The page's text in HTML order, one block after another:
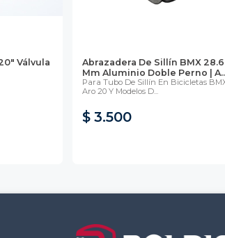
Válvula
Abrazadera De Sillín BMX 28.6
Mm Aluminio Doble Perno |
Para Tubo De Sillín En Bicicletas
Aro 20 Y Modelos D...
$ 3.500